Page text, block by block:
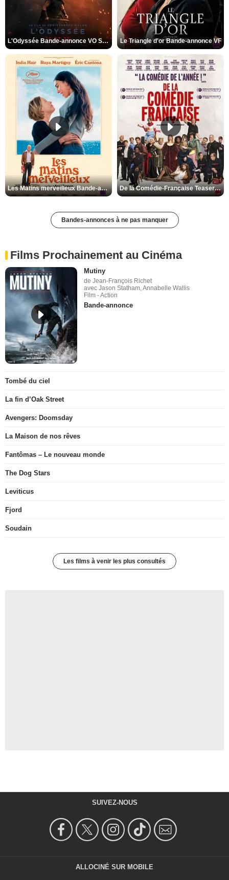
L'Odyssée Bande-annonce VO STFR Le Triangle d'or Bande-annonce VF
Les Matins merveilleux Bande-annonce VF De la Comédie-Française Teaser VF
Bandes-annonces à ne pas manquer
Films Prochainement au Cinéma
Mutiny
de Jean-François Richet
avec Jason Statham, Annabelle Wallis
Film - Action
Bande-annonce
Tombé du ciel
La fin d’Oak Street
Avengers: Doomsday
La Maison de nos rêves
Fantômas – Le nouveau monde
The Dog Stars
Leviticus
Fjord
Soudain
Les films à venir les plus consultés
SUIVEZ-NOUS
ALLOCINÉ SUR MOBILE